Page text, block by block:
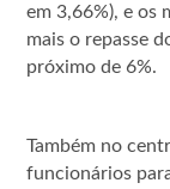
em 3,66%), e os
mais o repasse
próximo de 6%.
Também no
funcionários